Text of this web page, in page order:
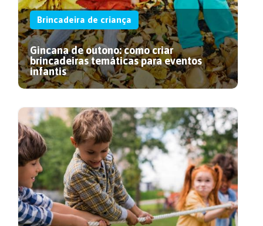
Brincadeira de criança
Gincana de outono: como criar
brincadeiras temáticas para eventos
infantis